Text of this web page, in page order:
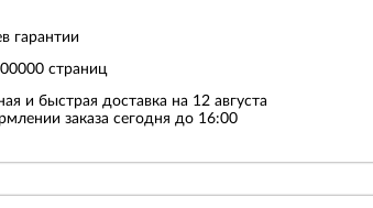
гарантии
страниц
и быстрая доставка на 12 августа
заказа сегодня до 16:00